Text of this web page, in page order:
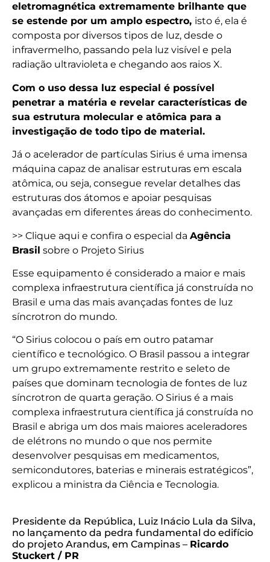
eletromagnética extremamente brilhante que
se estende por um amplo espectro, isto é, ela é
composta por diversos tipos de luz, desde o
infravermelho, passando pela luz visível e pela
radiação ultravioleta e chegando aos raios X.
Com o uso dessa luz especial é possível
penetrar a matéria e revelar características de
sua estrutura molecular e atômica para a
investigação de todo tipo de material.
Já o acelerador de partículas Sirius é uma imensa
máquina capaz de analisar estruturas em escala
atômica, ou seja, consegue revelar detalhes das
estruturas dos átomos e apoiar pesquisas
avançadas em diferentes áreas do conhecimento.
>> Clique aqui e confira o especial da Agência
Brasil sobre o Projeto Sirius
Esse equipamento é considerado a maior e mais
complexa infraestrutura científica já construída no
Brasil e uma das mais avançadas fontes de luz
síncrotron do mundo.
“O Sirius colocou o país em outro patamar
científico e tecnológico. O Brasil passou a integrar
um grupo extremamente restrito e seleto de
países que dominam tecnologia de fontes de luz
síncrotron de quarta geração. O Sirius é a mais
complexa infraestrutura científica já construída no
Brasil e abriga um dos mais maiores aceleradores
de elétrons no mundo o que nos permite
desenvolver pesquisas em medicamentos,
semicondutores, baterias e minerais estratégicos”,
explicou a ministra da Ciência e Tecnologia.
Presidente da República, Luiz Inácio Lula da Silva,
no lançamento da pedra fundamental do edifício
do projeto Arandus, em Campinas – Ricardo
Stuckert / PR